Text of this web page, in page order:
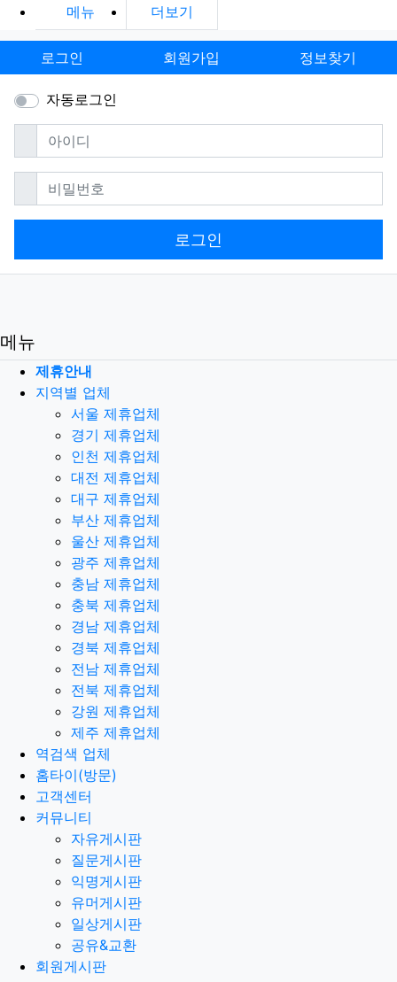
메뉴 더보기
로그인 회원가입 정보찾기
자동로그인
아이디필수
비밀번호필수
로그인
메뉴
제휴안내
지역별 업체
서울 제휴업체
경기 제휴업체
인천 제휴업체
대전 제휴업체
대구 제휴업체
부산 제휴업체
울산 제휴업체
광주 제휴업체
충남 제휴업체
충북 제휴업체
경남 제휴업체
경북 제휴업체
전남 제휴업체
전북 제휴업체
강원 제휴업체
제주 제휴업체
역검색 업체
홈타이(방문)
고객센터
커뮤니티
자유게시판
질문게시판
익명게시판
유머게시판
일상게시판
공유&교환
회원게시판